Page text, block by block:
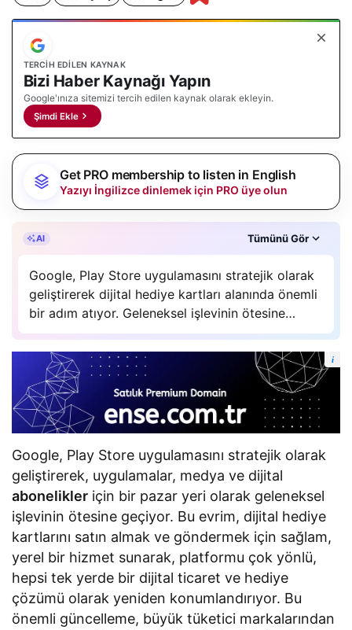
TERCIH EDILEN KAYNAK
Bizi Haber Kaynağı Yapın
Google'ınıza sitemizi tercih edilen kaynak olarak ekleyin.
Şimdi Ekle
Get PRO membership to listen in English
Yazıyı İngilizce dinlemek için PRO üye olun
AI Tümünü Gör
Google, Play Store uygulamasını stratejik olarak
geliştirerek dijital hediye kartları alanında önemli
bir adım atıyor. Geleneksel işlevinin ötesine
geçerek uygulamalar ve dijital abonelikler için bir
pazar yeri sunan Google, kullanıcıların
sevdiklerine kolayca hediye göndermesine
olanak tanıyor. Bu yeni…
i
Google, Play Store uygulamasını stratejik olarak
geliştirerek, uygulamalar, medya ve dijital
abonelikler için bir pazar yeri olarak geleneksel
işlevinin ötesine geçiyor. Bu evrim, dijital hediye
kartlarını satın almak ve göndermek için sağlam,
yerel bir hizmet sunarak, platformu çok yönlü,
hepsi tek yerde bir dijital ticaret ve hediye
çözümü olarak yeniden konumlandırıyor. Bu
önemli güncelleme, büyük tüketici markalarından